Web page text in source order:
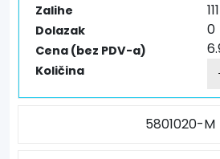
Zalihe
Dolazak
Cena (bez PDV-a)
Količina
111
0
5801020-M